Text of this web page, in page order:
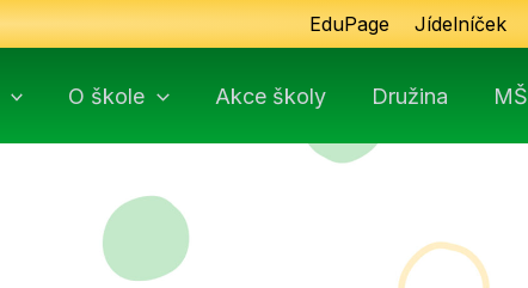
EduPage Jídelníček
O škole Akce školy Družina MŠ